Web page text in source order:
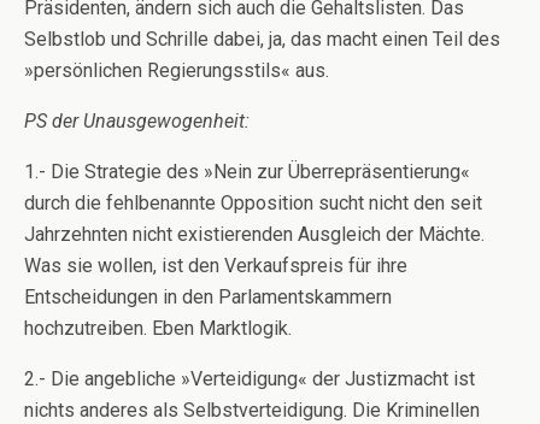
Präsidenten, ändern sich auch die Gehaltslisten. Das
Selbstlob und Schrille dabei, ja, das macht einen Teil des
»persönlichen Regierungsstils« aus.
PS der Unausgewogenheit:
1.- Die Strategie des »Nein zur Überrepräsentierung«
durch die fehlbenannte Opposition sucht nicht den seit
Jahrzehnten nicht existierenden Ausgleich der Mächte.
Was sie wollen, ist den Verkaufspreis für ihre
Entscheidungen in den Parlamentskammern
hochzutreiben. Eben Marktlogik.
2.- Die angebliche »Verteidigung« der Justizmacht ist
nichts anderes als Selbstverteidigung. Die Kriminellen